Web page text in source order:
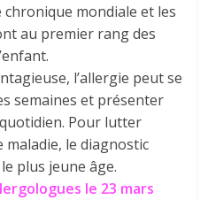
chronique mondiale et les
au premier rang des
l’allergie peut se
semaines et présenter
Pour lutter
le diagnostic
plus jeune âge.
le 23 mars